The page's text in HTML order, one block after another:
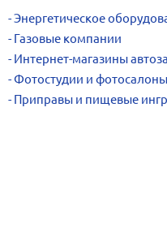
Энергетическое
Газовые компании
Интернет-магазины
Фотостудии и фотосалоны
Приправы и пищевые